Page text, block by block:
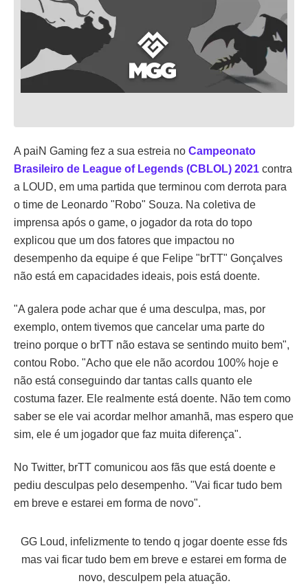
A paiN Gaming fez a sua estreia no Campeonato
Brasileiro de League of Legends (CBLOL) 2021 contra
a LOUD, em uma partida que terminou com derrota para
o time de Leonardo "Robo" Souza. Na coletiva de
imprensa após o game, o jogador da rota do topo
explicou que um dos fatores que impactou no
desempenho da equipe é que Felipe "brTT" Gonçalves
não está em capacidades ideais, pois está doente.
"A galera pode achar que é uma desculpa, mas, por
exemplo, ontem tivemos que cancelar uma parte do
treino porque o brTT não estava se sentindo muito bem",
contou Robo. "Acho que ele não acordou 100% hoje e
não está conseguindo dar tantas calls quanto ele
costuma fazer. Ele realmente está doente. Não tem como
saber se ele vai acordar melhor amanhã, mas espero que
sim, ele é um jogador que faz muita diferença".
No Twitter, brTT comunicou aos fãs que está doente e
pediu desculpas pelo desempenho. "Vai ficar tudo bem
em breve e estarei em forma de novo".
GG Loud, infelizmente to tendo q jogar doente esse fds
mas vai ficar tudo bem em breve e estarei em forma de
novo, desculpem pela atuação.